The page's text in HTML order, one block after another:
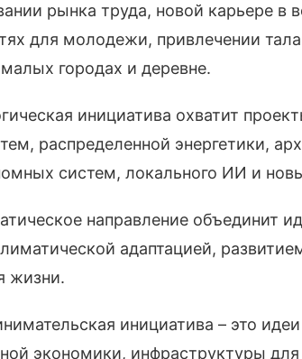
рынка труда, новой карьере в
для молодежи, привлечении
городах и деревне.
инициатива охватит
распределенной энергетики,
систем, локального ИИ и
направление объединит
адаптацией,
жизни.
инициатива – это
экономики, инфраструктуры для